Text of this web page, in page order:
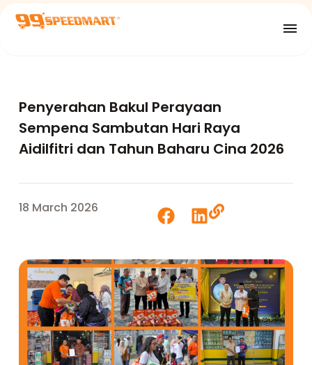
Penyerahan Bakul Perayaan
Sempena Sambutan Hari Raya
Aidilfitri dan Tahun Baharu Cina 2026
18 March 2026